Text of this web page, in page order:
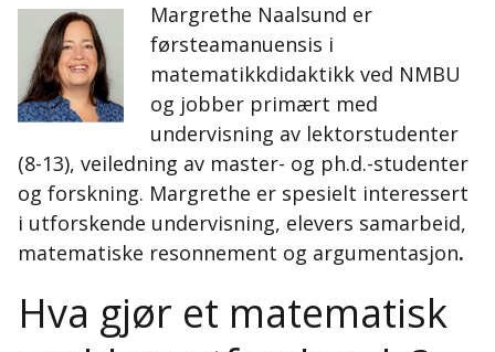
Margrethe Naalsund er
førsteamanuensis i
matematikkdidaktikk ved NMBU
og jobber primært med
undervisning av lektorstudenter
(8-13), veiledning av master- og ph.d.-studenter
og forskning. Margrethe er spesielt interessert
i utforskende undervisning, elevers samarbeid,
matematiske resonnement og argumentasjon.
Hva gjør et matematisk